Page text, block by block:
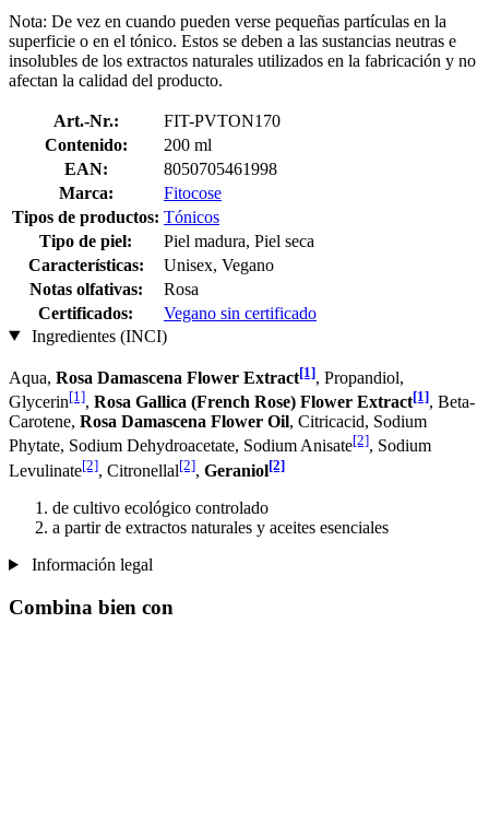
Nota: De vez en cuando pueden verse pequeñas partículas en la
superficie o en el tónico. Estos se deben a las sustancias neutras e
insolubles de los extractos naturales utilizados en la fabricación y no
afectan la calidad del producto.
Art.-Nr.:
FIT-PVTON170
Contenido:
200 ml
EAN:
8050705461998
Marca:
Fitocose
Tipos de productos: Tónicos
Tipo de piel:
Piel madura, Piel seca
Características:
Unisex, Vegano
Notas olfativas:
Rosa
Certificados:
Vegano sin certificado
Ingredientes (INCI)
Aqua, Rosa Damascena Flower Extract[1], Propandiol,
Glycerin[1], Rosa Gallica (French Rose) Flower Extract[1], Beta-
Carotene, Rosa Damascena Flower Oil, Citricacid, Sodium
Phytate, Sodium Dehydroacetate, Sodium Anisate[2], Sodium
Levulinate[2], Citronellal[2], Geraniol[2]
de cultivo ecológico controlado
a partir de extractos naturales y aceites esenciales
Información legal
Combina bien con